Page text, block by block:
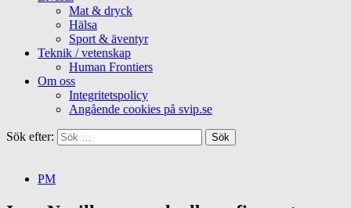
Mat & dryck
Hälsa
Sport & äventyr
Teknik / vetenskap
Human Frontiers
Om oss
Integritetspolicy
Angående cookies på svip.se
Sök efter:
PM